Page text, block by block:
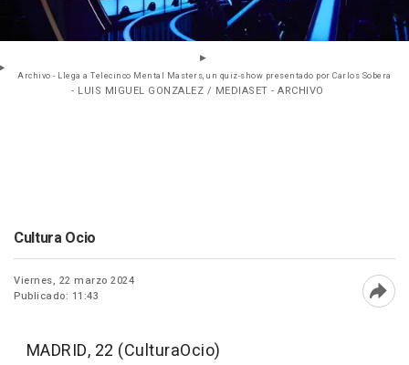
Archivo - Llega a Telecinco Mental Masters, un quiz-show presentado por Carlos Sobera
- LUIS MIGUEL GONZALEZ / MEDIASET - ARCHIVO
Cultura Ocio
Viernes, 22 marzo 2024
Publicado: 11:43
MADRID, 22 (CulturaOcio)